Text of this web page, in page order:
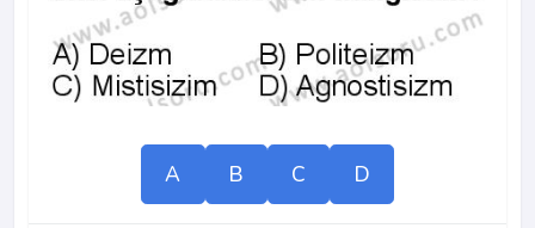
A B C D